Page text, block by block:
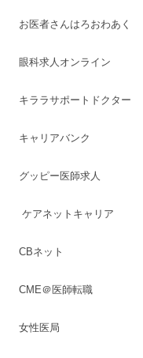
お医者さんはろおわあく
眼科求人オンライン
キララサポートドクター
キャリアバンク
グッピー医師求人
ケアネットキャリア
CBネット
CME＠医師転職
女性医局